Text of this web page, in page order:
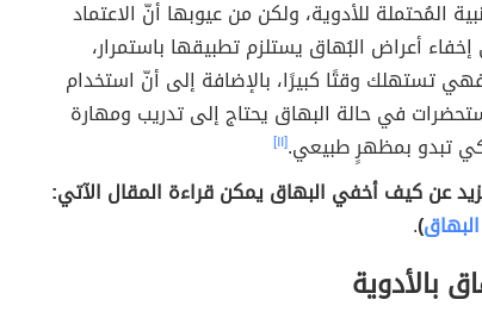
المُحتملة للأدوية، ولكن من عيوبها أنّ الاعتماد
أعراض البُهاق يستلزم تطبيقها باستمرار،
تستهلك وقتًا كبيرًا، بالإضافة إلى أنّ استخدام
في حالة البهاق يحتاج إلى تدريب ومهارة
تبدو بمظهرٍ طبيعي.[١١]
عن كيف أخفي البهاق يمكن قراءة المقال الآتي:
)
.
بالأدوية